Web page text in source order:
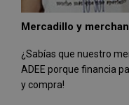
Mercadillo y
¿Sabías que nuestro
ADEE porque financia
y compra!